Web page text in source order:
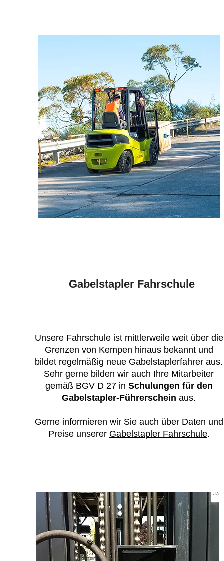
Gabelstapler Fahrschule
Unsere Fahrschule ist mittlerweile weit über die
Grenzen von Kempen hinaus bekannt und
bildet regelmäßig neue Gabelstaplerfahrer aus.
Sehr gerne bilden wir auch Ihre Mitarbeiter
gemäß BGV D 27 in Schulungen für den
Gabelstapler-Führerschein aus.
Gerne informieren wir Sie auch über Daten und
Preise unserer Gabelstapler Fahrschule.